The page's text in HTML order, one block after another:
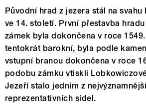
Původní hrad z jezera stál na svahu
ve 14. století. První přestavba
zámek byla dokončena v roce
tentokrát barokní, byla podle
vstupní branou dokončena v roce
podobu zámku vtiskli
Jezeří stalo jedním z
reprezentativních sídel.